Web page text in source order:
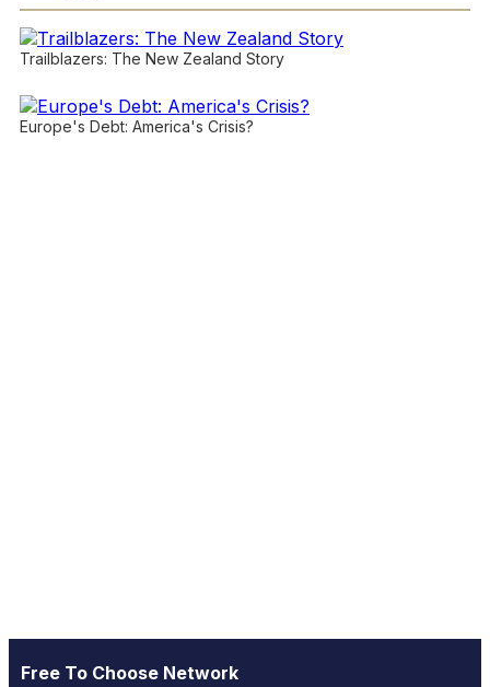
Trailblazers: The New Zealand Story
Europe's Debt: America's Crisis?
Free To Choose Network